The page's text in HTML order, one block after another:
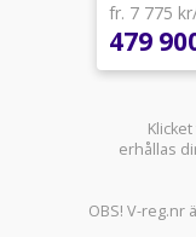
fr. 7 775
479
erhållas
OBS! V-reg.nr